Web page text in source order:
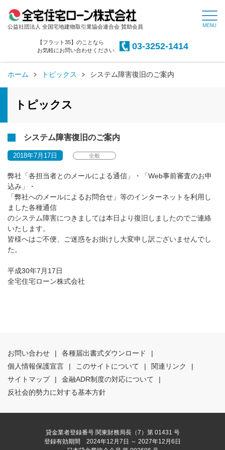
公益社団法人 全国宅地建物取引業協会連合会 賛助会員
【フラット35】のことなら
お気軽にお問い合わせください
03-3252-1414
ホーム トピックス システム障害復旧のご案内
トピックス
システム障害復旧のご案内
2018年7月17日 全般
弊社「各担当者とのメールによる通信」・「Web事前審査のお申
込み」・
「弊社へのメールによるお問合せ」等のインターネットを利用し
ました各種通信
のシステム障害につきましては本日より復旧しましたのでご連絡
いたします。
皆様へはご不便、ご迷惑をお掛けし大変申し訳ございませんでし
た。
平成30年7月17日
全宅住宅ローン株式会社
お問い合わせ | 各種届出書式ダウンロード
|
個人情報保護宣言
| このサイトについて | 関連リンク
|
サイトマップ
| 金融ADR制度の対応について
|
反社会的勢力に対する基本方針
貸金業者登録番号 関東財務局長（7）第 01431 号
登録有効期間 2024年12月7日 ～ 2027年12月6日